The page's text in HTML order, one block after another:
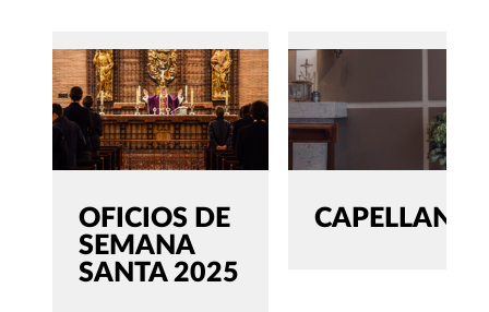
OFICIOS DE
SEMANA
SANTA 2025
CAPELLANÍA